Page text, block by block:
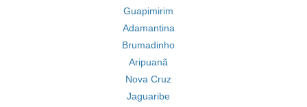
Guapimirim
Adamantina
Brumadinho
Aripuanã
Nova Cruz
Jaguaribe